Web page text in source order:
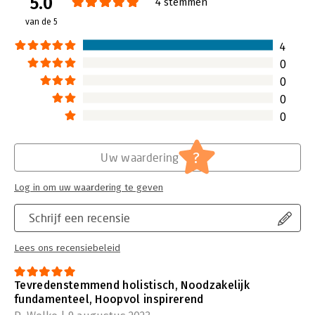
de inzichten van haar organisatie
Economy Transformers en nodigt ze
haar lezers uit om zelf stappen te
zetten.
Lees verder
van de 5
4
0
0
0
0
Schrijf een recensie
Lees ons recensiebeleid
Uw waardering ?
Log in om uw waardering te geven
Tevredenstemmend holistisch, Noodzakelijk
fundamenteel, Hoopvol inspirerend